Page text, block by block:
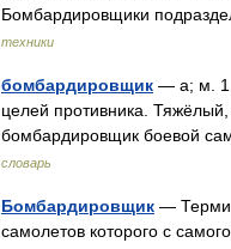
Бомбардировщики
техники
бомбардировщик — а; м. 1.
целей противника.
бомбардировщик боевой
словарь
Бомбардировщик —
самолетов которого с